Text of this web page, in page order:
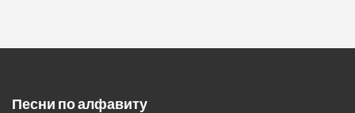
Песни по алфавиту